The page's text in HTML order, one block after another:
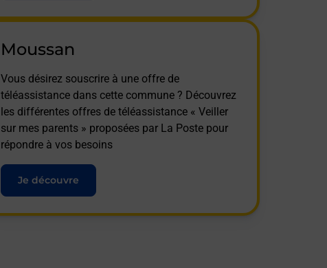
Moussan
Vous désirez souscrire à une offre de
téléassistance dans cette commune ? Découvrez
les différentes offres de téléassistance « Veiller
sur mes parents » proposées par La Poste pour
répondre à vos besoins
Je découvre